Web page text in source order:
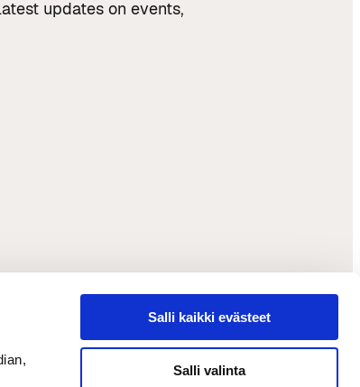
Salli kaikki evästeet
Salli valinta
updates on events,